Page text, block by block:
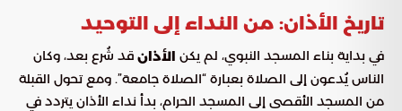
تاريخ الأذان: من النداء إلى التوحيد
في بداية بناء المسجد النبوي، لم يكن الأذان قد شُرع بعد، وكان
الناس يُدعون إلى الصلاة بعبارة “الصلاة جامعة”. ومع تحول القبلة
من المسجد الأقصى إلى المسجد الحرام، بدأ نداء الأذان يتردد في